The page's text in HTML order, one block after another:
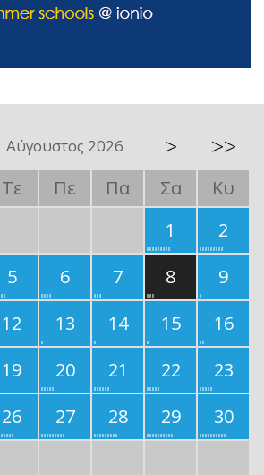
Αύγουστος 2026 > >>
Τε Πε Πα Σα
Κυ
1
2
5 6 7 8
9
12 13 14 15
16
19 20 21 22
23
26 27 28 29
30